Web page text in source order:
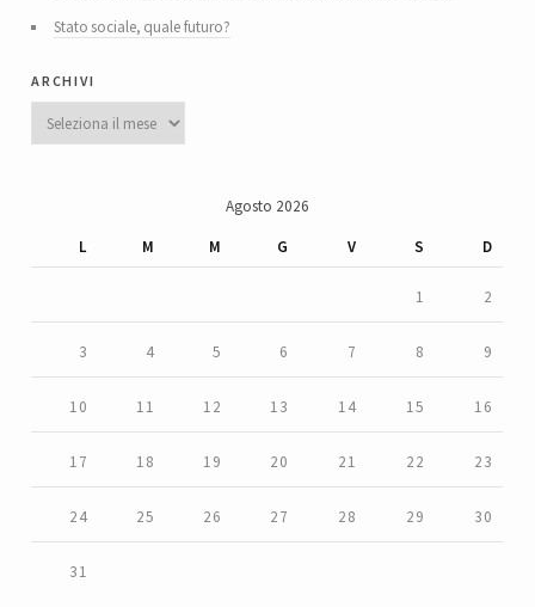
Stato sociale, quale futuro?
archivi
Archivi
Agosto 2026
L
M M G V S D
1 2
3 4 5 6 7 8 9
10 11 12 13 14 15 16
17 18 19 20 21 22 23
24 25 26 27 28 29 30
31